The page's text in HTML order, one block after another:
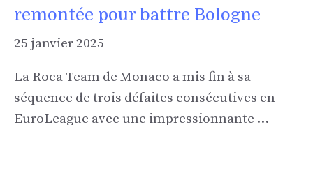
remontée pour battre Bologne
25 janvier 2025
La Roca Team de Monaco a mis fin à sa
séquence de trois défaites consécutives en
EuroLeague avec une impressionnante …